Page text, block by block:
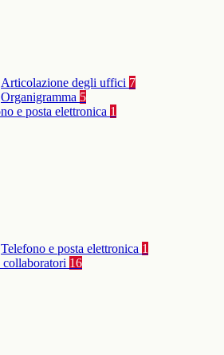
Articolazione degli uffici 7
Organigramma 5
e posta elettronica 1
Telefono e posta elettronica 1
16